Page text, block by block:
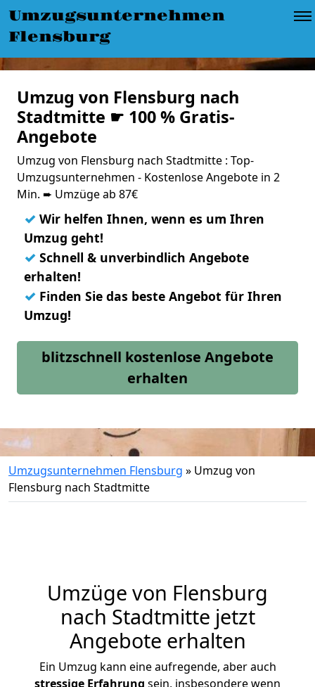
Umzugsunternehmen
Flensburg
Umzug von Flensburg nach
Stadtmitte ☛ 100 % Gratis-
Angebote
Umzug von Flensburg nach Stadtmitte : Top-
Umzugsunternehmen - Kostenlose Angebote in 2
Min. ➨ Umzüge ab 87€
✓ Wir helfen Ihnen, wenn es um Ihren
Umzug geht!
✓ Schnell & unverbindlich Angebote
erhalten!
✓ Finden Sie das beste Angebot für Ihren
Umzug!
blitzschnell kostenlose Angebote
erhalten
Umzugsunternehmen Flensburg » Umzug von
Flensburg nach Stadtmitte
Umzüge von Flensburg
nach Stadtmitte jetzt
Angebote erhalten
Ein Umzug kann eine aufregende, aber auch
stressige Erfahrung sein, insbesondere wenn